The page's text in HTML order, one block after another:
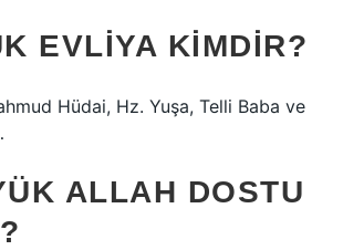
EVLIYA KIMDIR?
Hüdai, Hz. Yuşa, Telli Baba ve
ALLAH DOSTU